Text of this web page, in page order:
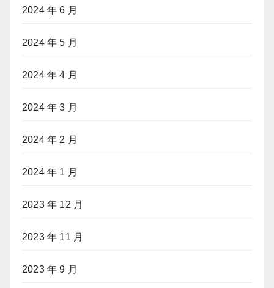
2024 年 6 月
2024 年 5 月
2024 年 4 月
2024 年 3 月
2024 年 2 月
2024 年 1 月
2023 年 12 月
2023 年 11 月
2023 年 9 月